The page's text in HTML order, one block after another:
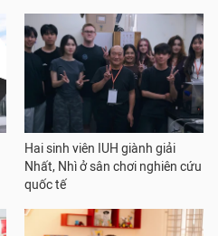
Hai sinh viên IUH giành giải
Nhất, Nhì ở sân chơi nghiên cứu
quốc tế